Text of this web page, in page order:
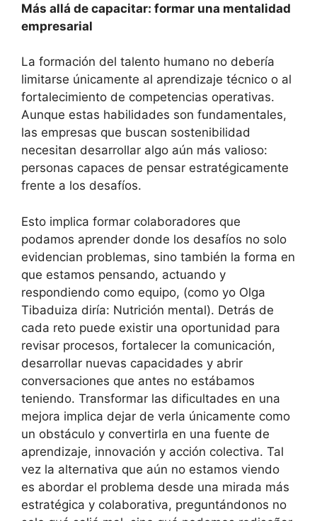
Más allá de capacitar: formar una mentalidad
empresarial
La formación del talento humano no debería
limitarse únicamente al aprendizaje técnico o al
fortalecimiento de competencias operativas.
Aunque estas habilidades son fundamentales,
las empresas que buscan sostenibilidad
necesitan desarrollar algo aún más valioso:
personas capaces de pensar estratégicamente
frente a los desafíos.
Esto implica formar colaboradores que
podamos aprender donde los desafíos no solo
evidencian problemas, sino también la forma en
que estamos pensando, actuando y
respondiendo como equipo, (como yo Olga
Tibaduiza diría: Nutrición mental). Detrás de
cada reto puede existir una oportunidad para
revisar procesos, fortalecer la comunicación,
desarrollar nuevas capacidades y abrir
conversaciones que antes no estábamos
teniendo. Transformar las dificultades en una
mejora implica dejar de verla únicamente como
un obstáculo y convertirla en una fuente de
aprendizaje, innovación y acción colectiva. Tal
vez la alternativa que aún no estamos viendo
es abordar el problema desde una mirada más
estratégica y colaborativa, preguntándonos no